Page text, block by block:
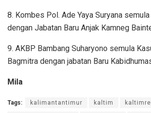
8. Kombes Pol. Ade Yaya Suryana
dengan Jabatan Baru Anjak Kamneg
9. AKBP Bambang Suharyono semula
Bagmitra dengan jabatan Baru
Mila
Tags: kalimantantimur kaltim